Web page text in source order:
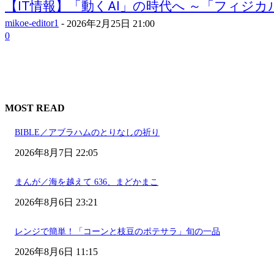
【IT情報】「動くAI」の時代へ ～「フィジカ
mikoe-editor1 - 2026年2月25日 21:00
0
MOST READ
BIBLE／アブラハムのとりなしの祈り
2026年8月7日 22:05
まんが／海を越えて 636、まどかまこ
2026年8月6日 23:21
レンジで簡単！「コーンと枝豆のポテサラ」旬の一品
2026年8月6日 11:15